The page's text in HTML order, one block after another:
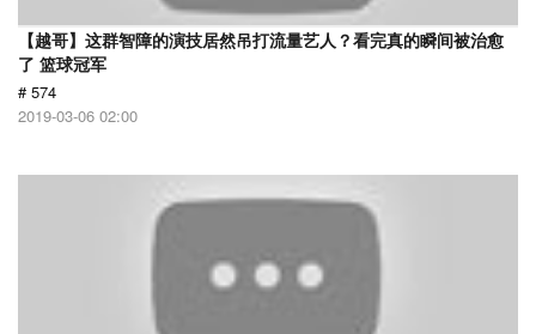
【越哥】这群智障的演技居然吊打流量艺人？看完真的瞬间被治愈
了 篮球冠军
# 574
2019-03-06 02:00